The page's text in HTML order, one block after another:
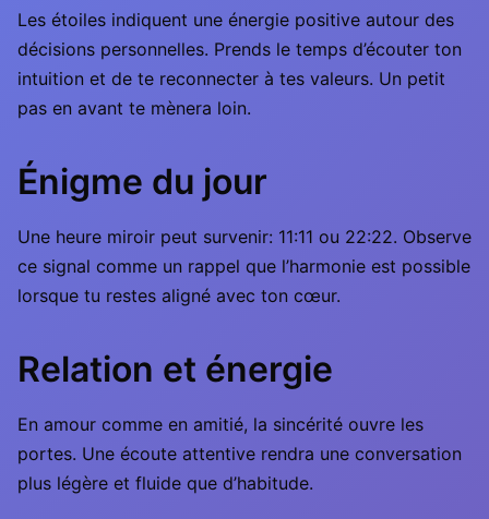
Les étoiles indiquent une énergie positive autour des
décisions personnelles. Prends le temps d’écouter ton
intuition et de te reconnecter à tes valeurs. Un petit
pas en avant te mènera loin.
Énigme du jour
Une heure miroir peut survenir: 11:11 ou 22:22. Observe
ce signal comme un rappel que l’harmonie est possible
lorsque tu restes aligné avec ton cœur.
Relation et énergie
En amour comme en amitié, la sincérité ouvre les
portes. Une écoute attentive rendra une conversation
plus légère et fluide que d’habitude.